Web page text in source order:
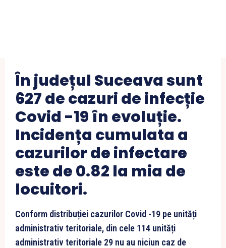
În județul Suceava sunt
627 de cazuri de infecție
Covid -19 în evoluție.
Incidența cumulata a
cazurilor de infectare
este de 0.82 la mia de
locuitori.
Conform distribuției cazurilor Covid -19 pe unități
administrativ teritoriale, din cele 114 unități
administrativ teritoriale 29 nu au niciun caz de